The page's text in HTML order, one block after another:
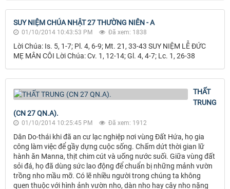
SUY NIỆM CHÚA NHẬT 27 THƯỜNG NIÊN - A
01/10/2014 10:43:53 PM Đã xem: 1838
Lời Chúa: Is. 5, 1-7; Pl. 4, 6-9; Mt. 21, 33-43 SUY NIỆM LỄ ĐỨC
MẸ MÂN CÔI Lời Chúa: Cv. 1, 12-14; Gl. 4, 4-7; Lc. 1, 26-38
THẤT
TRUNG
(CN 27 QN.A).
01/10/2014 10:25:45 PM Đã xem: 1912
Dân Do-thái khi đã an cư lạc nghiệp nơi vùng Đất Hứa, họ gia
công làm việc để gầy dựng cuộc sống. Chấm dứt thời gian lữ
hành ăn Manna, thịt chim cút và uống nước suối. Giữa vùng đất
sỏi đá, họ đã dùng sức lao động để chuẩn bị những mảnh vườn
trồng nho mầu mỡ. Có lẽ nhiều người trong chúng ta không
quen thuộc với hình ảnh vườn nho, dàn nho hay cây nho nặng